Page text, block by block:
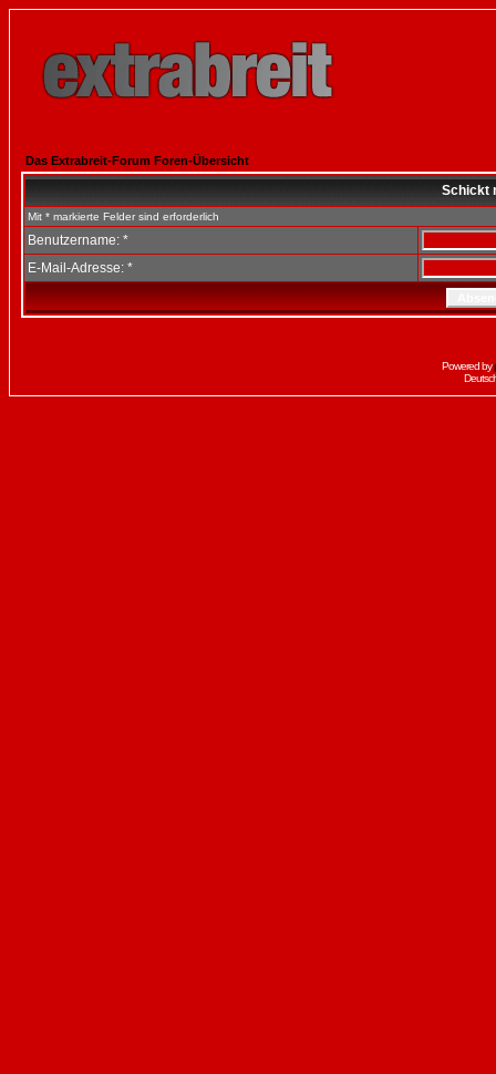
Das Extrabreit-Forum Foren-Übersicht
Schickt
Mit * markierte Felder sind erforderlich
Benutzername: *
E-Mail-Adresse: *
Powered by